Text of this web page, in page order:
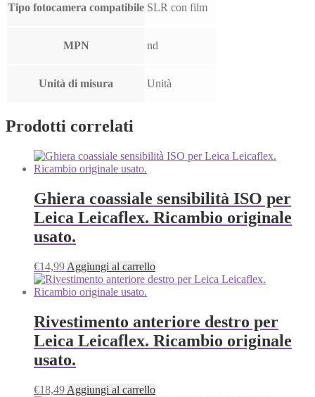
Tipo fotocamera compatibile SLR con film
MPN nd
Unità di misura Unità
Prodotti correlati
Ghiera coassiale sensibilità ISO per
Leica Leicaflex. Ricambio originale
usato.
€14,99 Aggiungi al carrello
Rivestimento anteriore destro per
Leica Leicaflex. Ricambio originale
usato.
€18,49 Aggiungi al carrello